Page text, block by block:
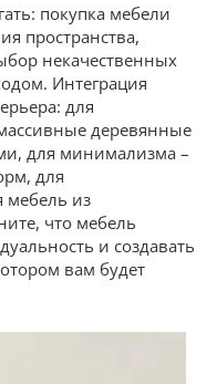
покупка мебели
пространства,
некачественных
Интеграция
для
деревянные
для минимализма –
для
мебель из
что мебель
и создавать
вам будет